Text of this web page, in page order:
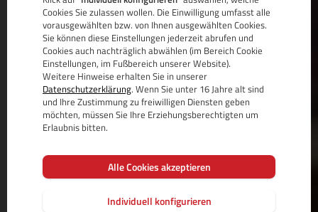
Cookies Sie zulassen wollen. Die Einwilligung umfasst alle
vorausgewählten bzw. von Ihnen ausgewählten Cookies.
Sie können diese Einstellungen jederzeit abrufen und
Cookies auch nachträglich abwählen (im Bereich Cookie
Einstellungen, im Fußbereich unserer Website).
Weitere Hinweise erhalten Sie in unserer
Datenschutzerklärung. Wenn Sie unter 16 Jahre alt sind
und Ihre Zustimmung zu freiwilligen Diensten geben
möchten, müssen Sie Ihre Erziehungsberechtigten um
Erlaubnis bitten.
Alle Cookies akzeptieren
Individuell konfigurieren
Mit Leistung und gewappnet für die Zukunft. Mit
dem richtigen Partner schaffen Sie den Sprung in
die Cloud und bringen Ihr Produkt direkt zu Ihren
Kunden. Wir helfen Ihnen zu wachsen.
MEHR